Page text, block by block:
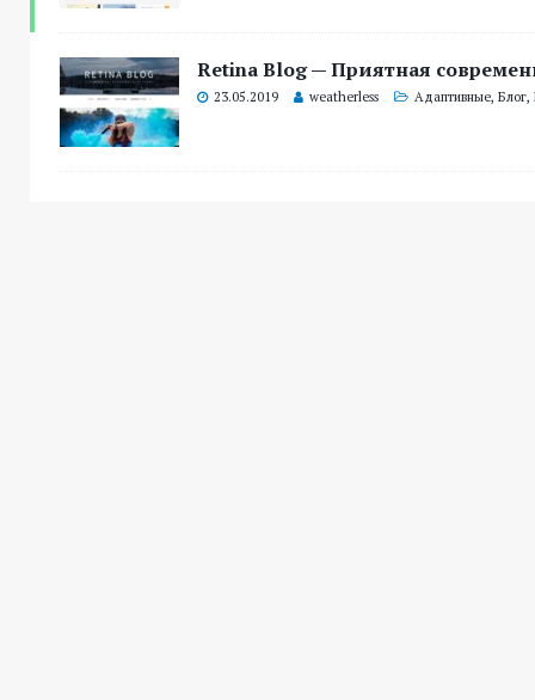
Retina Blog — Приятная
23.05.2019 weatherless Адаптивные, Блог,